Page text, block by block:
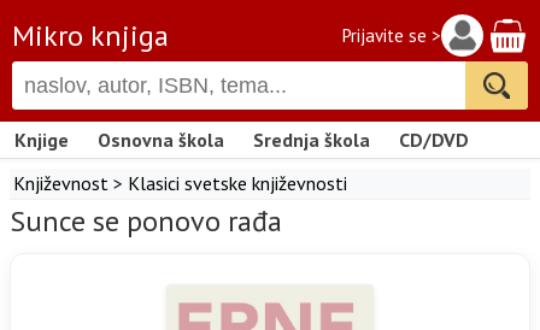
Mikro knjiga Prijavite se >
Knjige Osnovna škola Srednja škola
CD/DVD
Književnost > Klasici svetske književnosti
Sunce se ponovo rađa